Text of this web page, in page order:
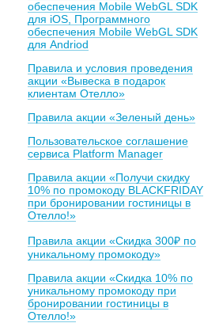
обеспечения Mobile WebGL SDK
для iOS, Программного
обеспечения Mobile WebGL SDK
для Andriod
Правила и условия проведения
акции «Вывеска в подарок
клиентам Отелло»
Правила акции «Зеленый день»
Пользовательское соглашение
сервиса Platform Manager
Правила акции «Получи скидку
10% по промокоду BLACKFRIDAY
при бронировании гостиницы в
Отелло!»
Правила акции «Скидка 300₽ по
уникальному промокоду»
Правила акции «Скидка 10% по
уникальному промокоду при
бронировании гостиницы в
Отелло!»